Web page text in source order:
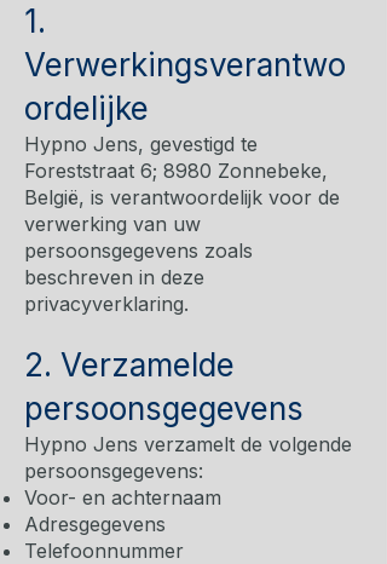
1.
Verwerkingsverantwo
ordelijke
Hypno Jens, gevestigd te
Foreststraat 6; 8980 Zonnebeke,
België, is verantwoordelijk voor de
verwerking van uw
persoonsgegevens zoals
beschreven in deze
privacyverklaring.
2. Verzamelde
persoonsgegevens
Hypno Jens verzamelt de volgende
persoonsgegevens:
Voor- en achternaam
Adresgegevens
Telefoonnummer